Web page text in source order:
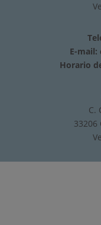
E-mail:
Horario
C.
33206